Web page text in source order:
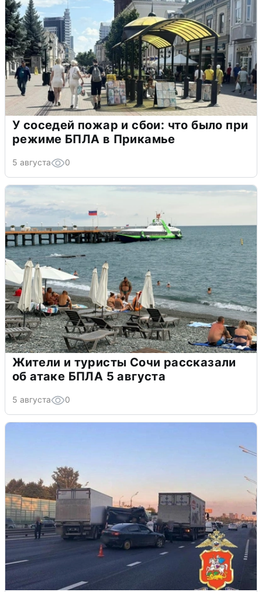
У соседей пожар и сбои: что было при
режиме БПЛА в Прикамье
5 августа 0
Жители и туристы Сочи рассказали
об атаке БПЛА 5 августа
5 августа 0